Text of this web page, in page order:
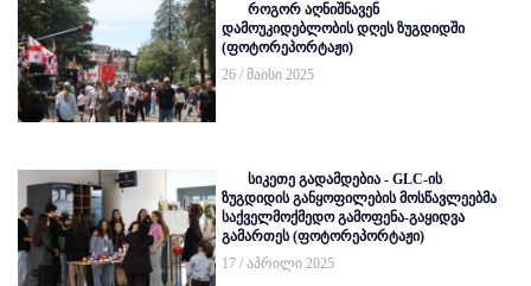
როგორ აღნიშნავენ
დამოუკიდებლობის დღეს ზუგდიდში
(ფოტორეპორტაჟი)
26 / მაისი 2025
სიკეთე გადამდებია - GLC-ის
ზუგდიდის განყოფილების მოსწავლეებმა
საქველმოქმედო გამოფენა-გაყიდვა
გამართეს (ფოტორეპორტაჟი)
17 / აპრილი 2025